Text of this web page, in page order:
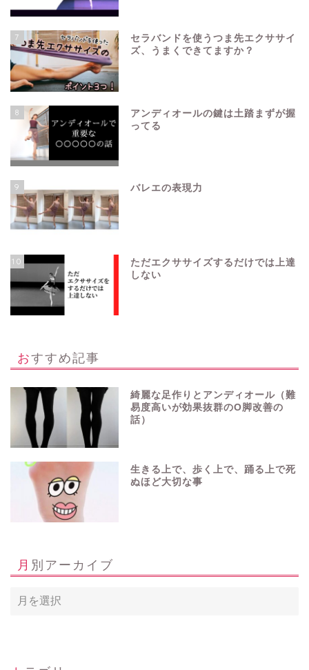
7
セラバンドを使うつま先エクササイ
ズ、うまくできてますか？
8
アンディオールの鍵は土踏まずが握
ってる
9 バレエの表現力
10
ただエクササイズするだけでは上達
しない
おすすめ記事
綺麗な足作りとアンディオール（難
易度高いが効果抜群のO脚改善の
話）
生きる上で、歩く上で、踊る上で死
ぬほど大切な事
月別アーカイブ